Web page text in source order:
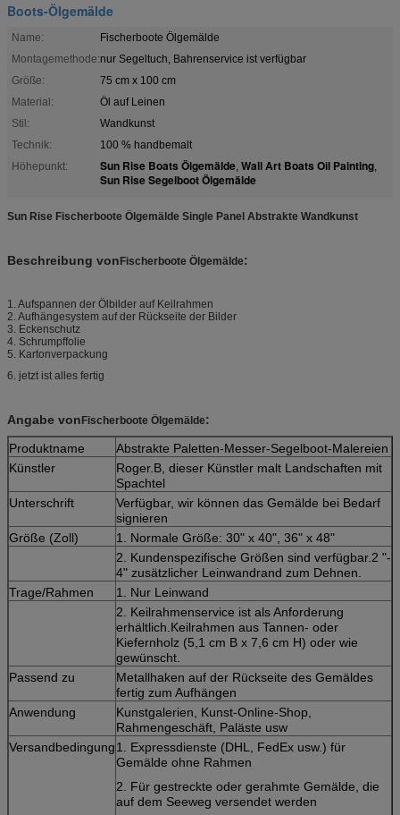
Boots-Ölgemälde
Name:
Fischerboote Ölgemälde
Montagemethode:nur Segeltuch, Bahrenservice ist verfügbar
Größe:
75 cm x 100 cm
Material:
Öl auf Leinen
Stil:
Wandkunst
Technik:
100 % handbemalt
Höhepunkt:
Sun Rise Boats Ölgemälde, Wall Art Boats Oil Painting,
Sun Rise Segelboot Ölgemälde
Sun Rise Fischerboote Ölgemälde Single Panel Abstrakte Wandkunst
Beschreibung vonFischerboote Ölgemälde:
1. Aufspannen der Ölbilder auf Keilrahmen
2. Aufhängesystem auf der Rückseite der Bilder
3. Eckenschutz
4. Schrumpffolie
5. Kartonverpackung
6. jetzt ist alles fertig
Angabe vonFischerboote Ölgemälde:
Produktname
Abstrakte Paletten-Messer-Segelboot-Malereien
Künstler
Roger.B, dieser Künstler malt Landschaften mit
Spachtel
Unterschrift
Verfügbar, wir können das Gemälde bei Bedarf
signieren
Größe (Zoll)
1. Normale Größe: 30" x 40", 36" x 48"
2. Kundenspezifische Größen sind verfügbar.2 "-
4" zusätzlicher Leinwandrand zum Dehnen.
Trage/Rahmen
1. Nur Leinwand
2. Keilrahmenservice ist als Anforderung
erhältlich.Keilrahmen aus Tannen- oder
Kiefernholz (5,1 cm B x 7,6 cm H) oder wie
gewünscht.
Passend zu
Metallhaken auf der Rückseite des Gemäldes
fertig zum Aufhängen
Anwendung
Kunstgalerien, Kunst-Online-Shop,
Rahmengeschäft, Paläste usw
Versandbedingung1. Expressdienste (DHL, FedEx usw.) für
Gemälde ohne Rahmen
2. Für gestreckte oder gerahmte Gemälde, die
auf dem Seeweg versendet werden